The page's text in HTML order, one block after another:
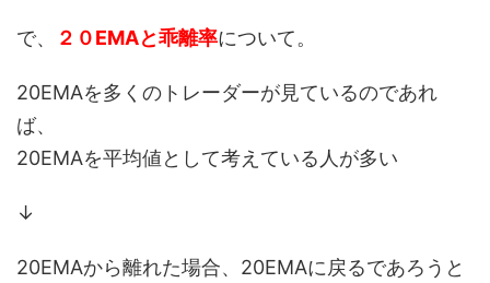
で、 ２０EMAと乖離率について。
20EMAを多くのトレーダーが見ているのであれ
ば、
20EMAを平均値として考えている人が多い
↓
20EMAから離れた場合、20EMAに戻るであろうと